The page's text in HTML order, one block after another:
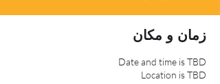
زمان و مکان
Date and time is TBD
Location is TBD